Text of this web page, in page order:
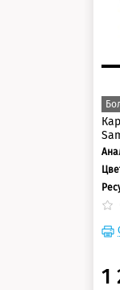
1